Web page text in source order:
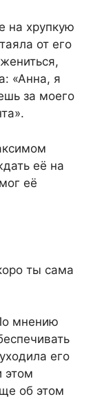
на хрупкую
от его
«Анна, я
за моего
её на
её
ты сама
мнению
его
этом
об этом